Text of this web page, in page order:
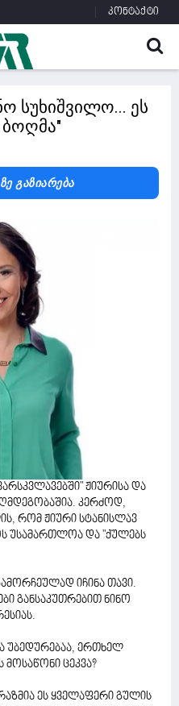
კონტაქტი
სუხიშვილო... ეს
Გაზიარება
ჟიურისა და
კერძოდ,
რომ ჟიური სტანისლავ
უსამართლოა და "ქულებს
იჩინა თავი.
განსაკუთრებით ნინო
უბედურებაა, ერთხელ
მოსაწონი ცეკვა?
ეს ყველაფერი გულის